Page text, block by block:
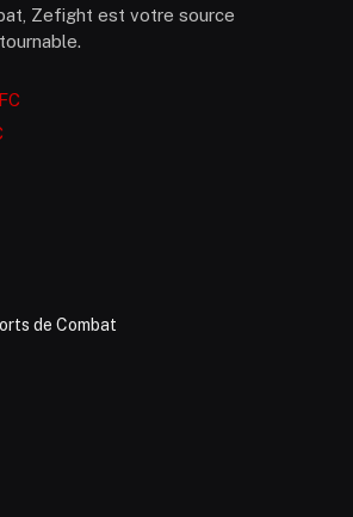
Zefight est votre source
de Combat